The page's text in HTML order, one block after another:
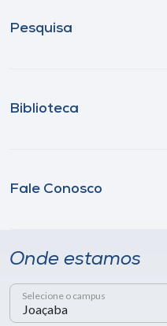
Pesquisa
Biblioteca
Fale Conosco
Onde estamos
Selecione o campus